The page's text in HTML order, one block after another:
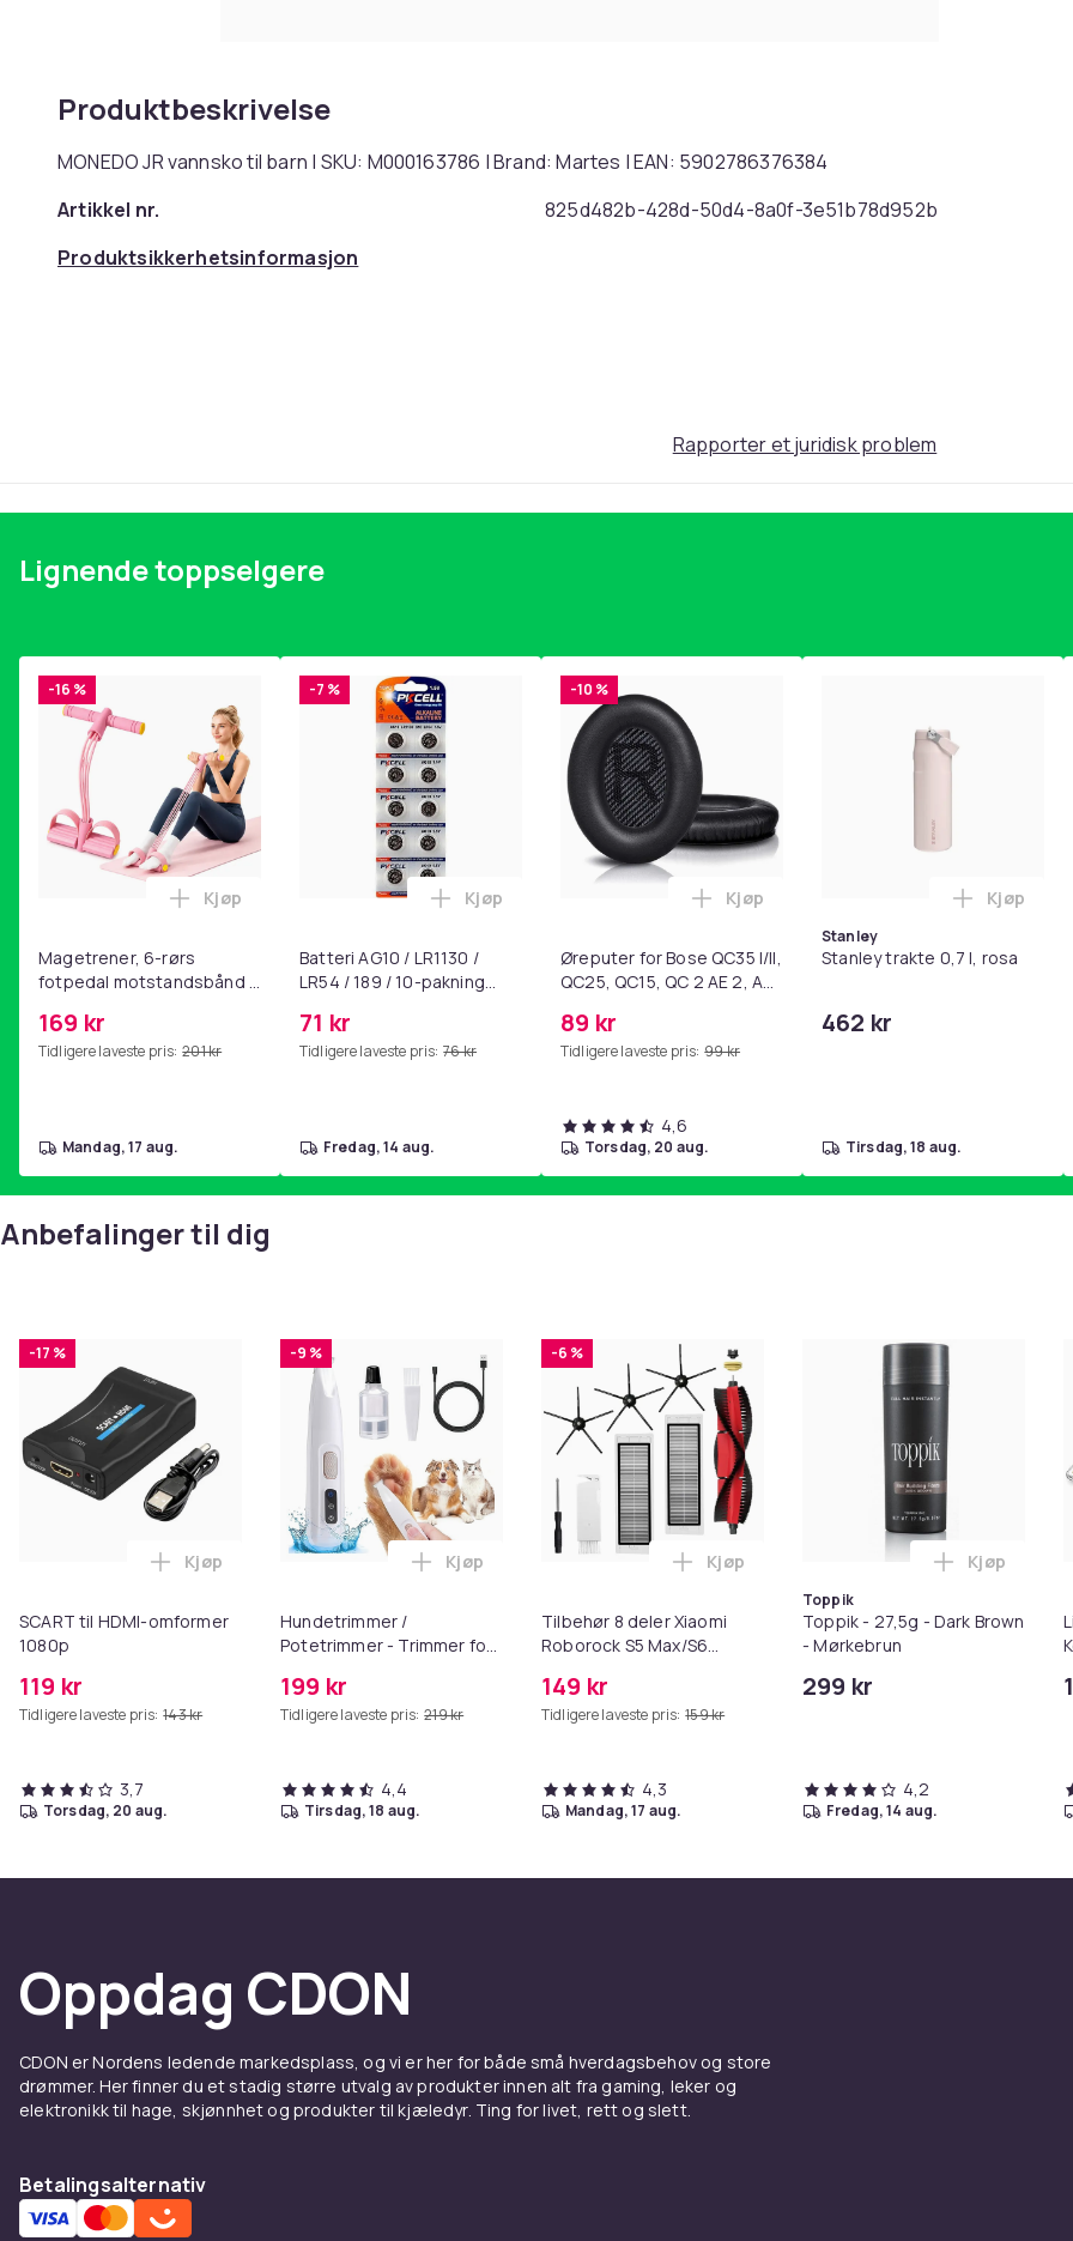
Produktbeskrivelse
MONEDO JR vannsko til barn | SKU: M000163786 | Brand: Martes | EAN: 5902786376384
Artikkel nr.
825d482b-428d-50d4-8a0f-3e51b78d952b
Produktsikkerhetsinformasjon
Rapporter et juridisk problem
Lignende toppselgere
-16 %
Magetrener, 6-rørs
fotpedal motstandsbånd -
yoga og
hjemmegymnastikk Pink
169 kr
Tidligere laveste pris: 201 kr
Legg Magetrener, 6-rørs fotpedal motstandsbånd - mage- og kjernetrening, yoga og
Kjøp
mandag, 17 aug.
-7 %
Batteri AG10 / LR1130 /
LR54 / 189 / 10-pakning
71 kr
Tidligere laveste pris: 76 kr
Legg Batteri AG10 / LR1130 / LR54 / 189 / 10-pakning PKcell i
Kjøp
fredag, 14 aug.
-10 %
Øreputer for Bose QC35 I/II,
QC25, QC15, QC 2 AE 2, AE
SoundLink Black
89 kr
Tidligere laveste pris: 99 kr
Legg Øreputer for Bose QC35 I/II, QC25,
Kjøp
4,6
torsdag, 20 aug.
Stanley
Stanley trakte 0,7 l, rosa
462 kr
Legg
Kjøp
tirsdag, 18 aug.
Anbefalinger til dig
-17 %
SCART til HDMI-omformer
1080p
119 kr
Tidligere laveste pris: 143 kr
Legg SCART til HDMI-omformer 1080p i handlekurven
Kjøp
3,7
torsdag, 20 aug.
-9 %
Hundetrimmer /
Potetrimmer - Trimmer for
199 kr
Tidligere laveste pris: 219 kr
Legg Hundetrimmer / Potetrimmer - Trimmer for Poter i handlekurven
Kjøp
4,4
tirsdag, 18 aug.
-6 %
Tilbehør 8 deler Xiaomi
Roborock S5 Max/S6
MAXV/S50/S51/S55/S5/S60/S65/S6
149 kr
Tidligere laveste pris: 159 kr
Legg Tilbehør 8 deler Xiaomi Roborock
Kjøp
4,3
mandag, 17 aug.
Toppik
Toppik - 27,5g - Dark Brown
- Mørkebrun
299 kr
Legg
Kjøp
4,2
fredag, 14 aug.
Oppdag CDON
CDON er Nordens ledende markedsplass, og vi er her for både små hverdagsbehov og store
drømmer. Her finner du et stadig større utvalg av produkter innen alt fra gaming, leker og
elektronikk til hage, skjønnhet og produkter til kjæledyr. Ting for livet, rett og slett.
Betalingsalternativ